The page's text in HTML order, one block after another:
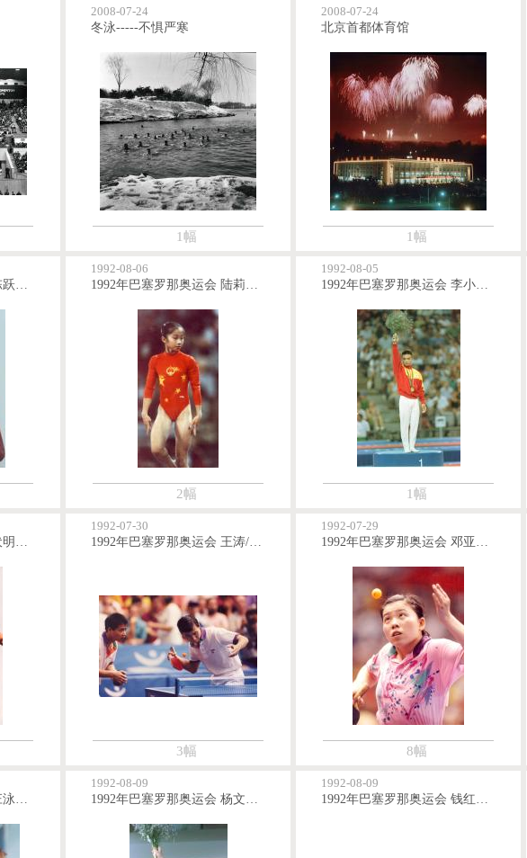
2008-07-24
冬泳-----不惧严寒
1幅
2008-07-24
北京首都体育馆
1幅
1992年巴塞罗那奥运会 陈跃玲获得女子10公里竞走金牌
1992-08-06
1992年巴塞罗那奥运会 陆莉获得高低杠金牌
2幅
1992-08-05
1992年巴塞罗那奥运会 李小双获得男子自由操金牌
1幅
1992年巴塞罗那奥运会 伏明霞获得女子跳水10米台金牌
1992-07-30
1992年巴塞罗那奥运会 王涛/吕林获得乒乓球男双金牌
3幅
1992-07-29
1992年巴塞罗那奥运会 邓亚萍获得乒乓球女单金牌
8幅
1992年巴塞罗那奥运会 庄泳获得女子100米自由泳金牌
1992-08-09
1992年巴塞罗那奥运会 杨文意获得女子50米自由泳金牌
1992-08-09
1992年巴塞罗那奥运会 钱红获得女子100米蝶泳金牌